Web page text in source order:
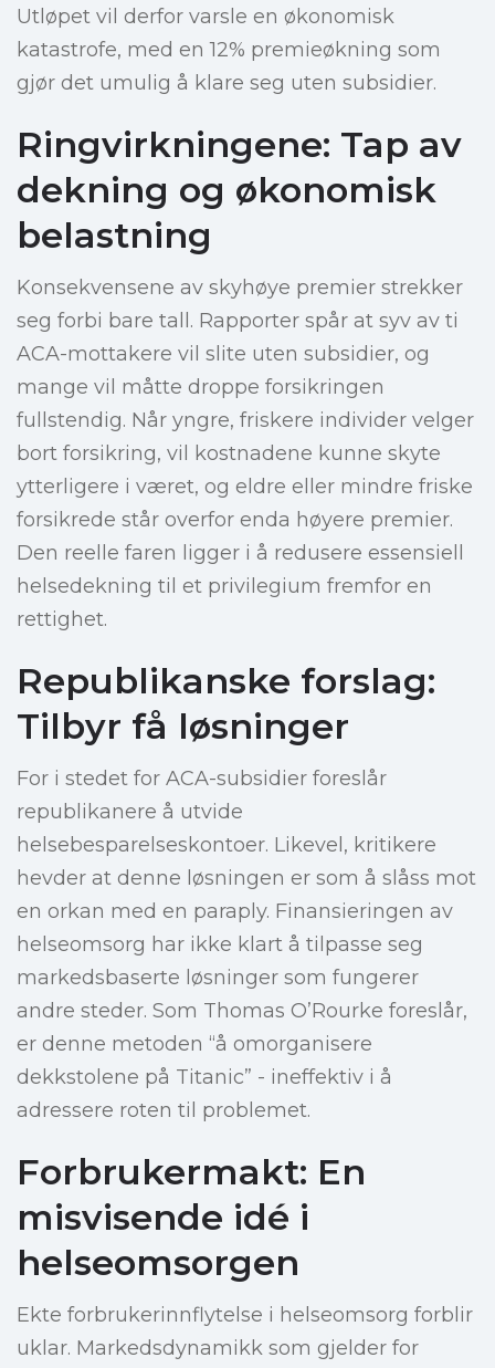
Utløpet vil derfor varsle en økonomisk
katastrofe, med en 12% premieøkning som
gjør det umulig å klare seg uten subsidier.
Ringvirkningene: Tap av
dekning og økonomisk
belastning
Konsekvensene av skyhøye premier strekker
seg forbi bare tall. Rapporter spår at syv av ti
ACA-mottakere vil slite uten subsidier, og
mange vil måtte droppe forsikringen
fullstendig. Når yngre, friskere individer velger
bort forsikring, vil kostnadene kunne skyte
ytterligere i været, og eldre eller mindre friske
forsikrede står overfor enda høyere premier.
Den reelle faren ligger i å redusere essensiell
helsedekning til et privilegium fremfor en
rettighet.
Republikanske forslag:
Tilbyr få løsninger
For i stedet for ACA-subsidier foreslår
republikanere å utvide
helsebesparelseskontoer. Likevel, kritikere
hevder at denne løsningen er som å slåss mot
en orkan med en paraply. Finansieringen av
helseomsorg har ikke klart å tilpasse seg
markedsbaserte løsninger som fungerer
andre steder. Som Thomas O’Rourke foreslår,
er denne metoden “å omorganisere
dekkstolene på Titanic” - ineffektiv i å
adressere roten til problemet.
Forbrukermakt: En
misvisende idé i
helseomsorgen
Ekte forbrukerinnflytelse i helseomsorg forblir
uklar. Markedsdynamikk som gjelder for